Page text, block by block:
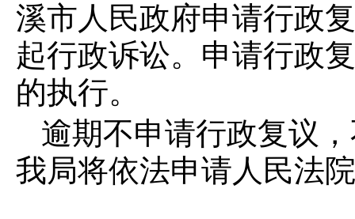
溪市人民政府申请行政
起行政诉讼。申请行政
的执行。
逾期不申请行政复议
我局将依法申请人民法